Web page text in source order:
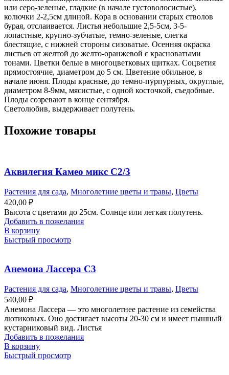
или серо-зеленые, гладкие (в начале густоволосистые),
колючки 2-2,5см длиной. Кора в основании старых стволов
бурая, отслаивается. Листья небольшие 2,5-5см, 3-5-
лопастные, крупно-зубчатые, темно-зеленые, слегка
блестящие, с нижней стороны сизоватые. Осенняя окраска
листьев от желтой до желто-оранжевой с красноватыми
тонами. Цветки белые в многоцветковых щитках. Соцветия
прямостоячие, диаметром до 5 см. Цветение обильное, в
начале июня. Плоды красные, до темно-пурпурных, округлые,
диаметром 8-9мм, мясистые, с одной косточкой, съедобные.
Плоды созревают в конце сентября.
Светолюбив, выдерживает полутень.
Похожие товары
Аквилегия Камео микс С2/3
Растения для сада, Многолетние цветы и травы, Цветы
420,00 ₽
Высота с цветами до 25см. Солнце или легкая полутень.
Добавить в пожелания
В корзину
Быстрый просмотр
Анемона Лассера С3
Растения для сада, Многолетние цветы и травы, Цветы
540,00 ₽
Анемона Лассера — это многолетнее растение из семейства
лютиковых. Оно достигает высоты 20-30 см и имеет пышный
кустарниковый вид. Листья
Добавить в пожелания
В корзину
Быстрый просмотр